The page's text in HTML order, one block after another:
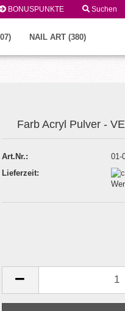
BONUSPUNKTE Suchen
Konto erstellen
NAIL ART (380)
Farb Acryl Pulver -
Art.Nr.:
01-
Lieferzeit: